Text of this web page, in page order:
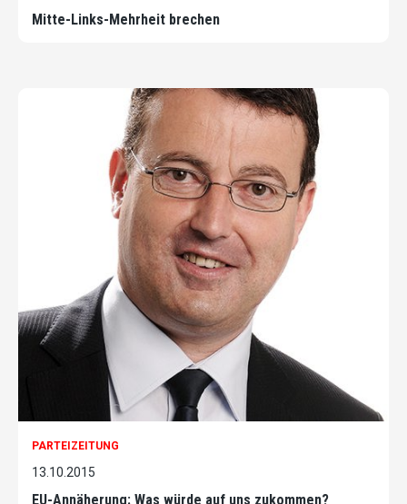
Mitte-Links-Mehrheit brechen
PARTEIZEITUNG
13.10.2015
EU-Annäherung: Was würde auf uns zukommen?